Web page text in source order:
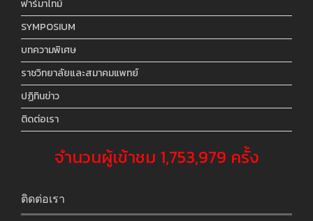
ฟาร์มาไทม์
SYMPOSIUM
บทความพิเศษ
ราชวิทยาลัยและสมาคมแพทย์
ปฏิทินข่าว
ติดต่อเรา
จำนวนผู้เข้าชม 1,753,979 ครั้ง
ติดต่อเรา